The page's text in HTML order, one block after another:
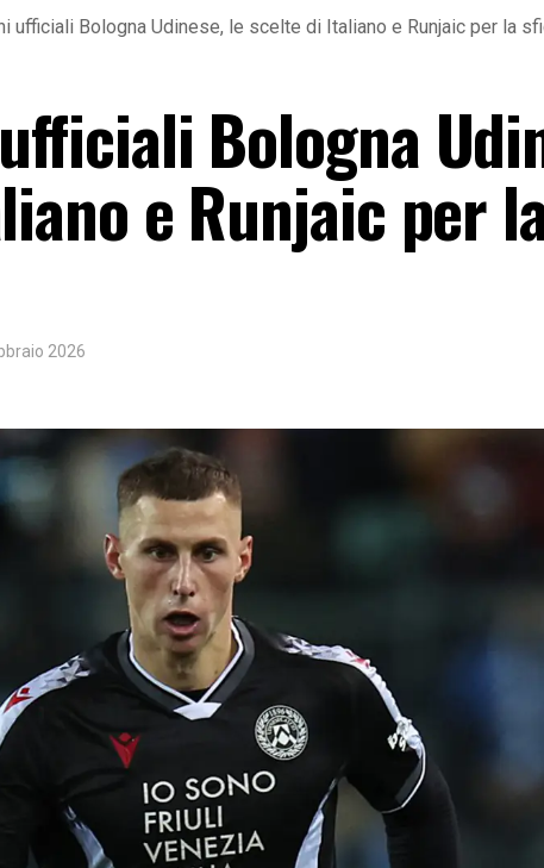
ufficiali Bologna Udinese, le scelte di Italiano e Runjaic per la
Bologna
e Runjaic per
2026